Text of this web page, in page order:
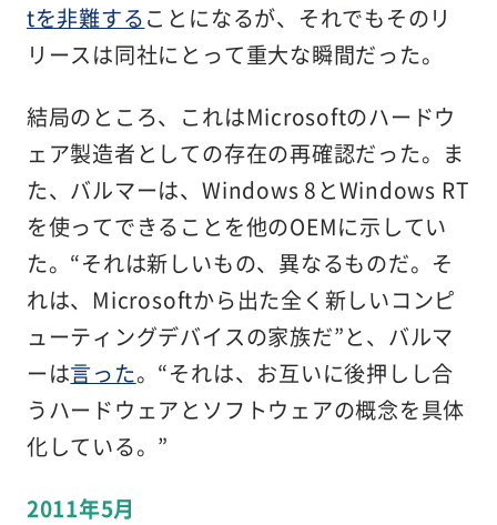
tを非難することになるが、それでもそのリ
リースは同社にとって重大な瞬間だった。
結局のところ、これはMicrosoftのハードウ
ェア製造者としての存在の再確認だった。ま
た、バルマーは、Windows 8とWindows RT
を使ってできることを他のOEMに示してい
た。“それは新しいもの、異なるものだ。そ
れは、Microsoftから出た全く新しいコンピ
ューティングデバイスの家族だ”と、バルマ
ーは言った。“それは、お互いに後押しし合
うハードウェアとソフトウェアの概念を具体
化している。”
2011年5月